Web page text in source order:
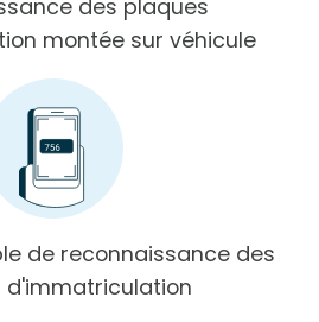
des plaques
montée sur véhicule
de reconnaissance des
d'immatriculation